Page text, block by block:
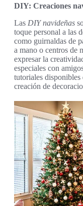
DIY: Creaciones
Las DIY navideñas
toque personal a las
como guirnaldas de
a mano o centros de
expresar la
especiales con
tutoriales disponibles
creación de